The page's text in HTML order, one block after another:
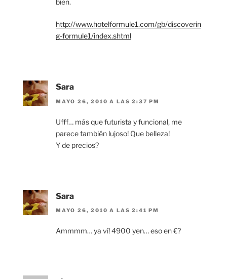
bien.
http://www.hotelformule1.com/gb/discoverin
g-formule1/index.shtml
Sara
MAYO 26, 2010 A LAS 2:37 PM
Ufff… más que futurista y funcional, me
parece también lujoso! Que belleza!
Y de precios?
Sara
MAYO 26, 2010 A LAS 2:41 PM
Ammmm… ya ví! 4900 yen… eso en €?